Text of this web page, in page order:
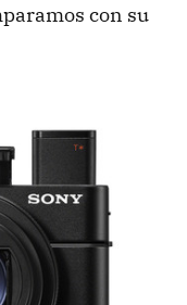
con su